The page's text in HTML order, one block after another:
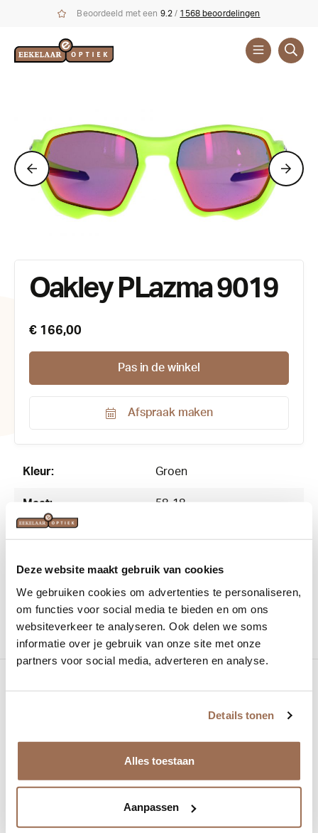
Deze website maakt gebruik van cookies
We gebruiken cookies om advertenties te personaliseren,
om functies voor social media te bieden en om ons
websiteverkeer te analyseren. Ook delen we soms
informatie over je gebruik van onze site met onze
partners voor social media, adverteren en analyse.
Details tonen
Alles toestaan
Aanpassen
Beoordeeld met een 9.2 / 1568 beoordelingen
Oakley PLazma 9019
€ 166,00
Pas in de winkel
Afspraak maken
Kleur:
Groen
Maat: 58-18
Merk: Oakley
Vorm: Rechthoekig
Klantenservice
013 - 543 20 73